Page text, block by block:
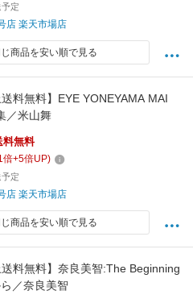
定
店 楽天市場店
じ商品を安い順で見る
送料無料】EYE YONEYAMA MAI
／米山舞
料無料
倍+5倍UP)
定
店 楽天市場店
じ商品を安い順で見る
送料無料】奈良美智:The Beginning
／奈良美智